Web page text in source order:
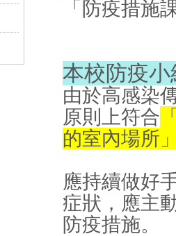
「防疫措施
本校防疫小
由於高感染
原則上符合
的室內場所
應持續做好
症狀，應主
防疫措施。